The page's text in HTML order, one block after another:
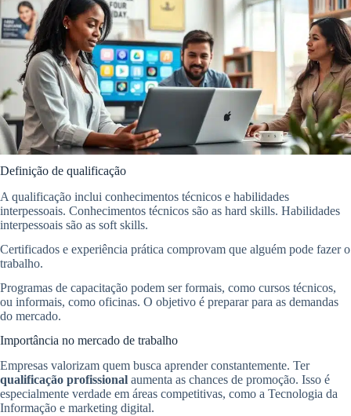
Definição de qualificação
A qualificação inclui conhecimentos técnicos e habilidades
interpessoais. Conhecimentos técnicos são as hard skills. Habilidades
interpessoais são as soft skills.
Certificados e experiência prática comprovam que alguém pode fazer o
trabalho.
Programas de capacitação podem ser formais, como cursos técnicos,
ou informais, como oficinas. O objetivo é preparar para as demandas
do mercado.
Importância no mercado de trabalho
Empresas valorizam quem busca aprender constantemente. Ter
qualificação profissional aumenta as chances de promoção. Isso é
especialmente verdade em áreas competitivas, como a Tecnologia da
Informação e marketing digital.